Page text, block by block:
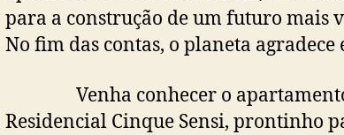
para a construção de um futuro mais
No fim das contas, o planeta agradece
Venha conhecer o apartamento
Residencial Cinque Sensi, prontinho